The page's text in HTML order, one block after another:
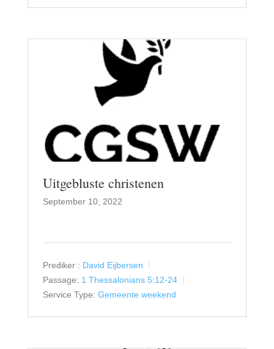
Uitgebluste christenen
September 10, 2022
Prediker : David Eijbersen
Passage: 1 Thessalonians 5:12-24
Service Type: Gemeente weekend